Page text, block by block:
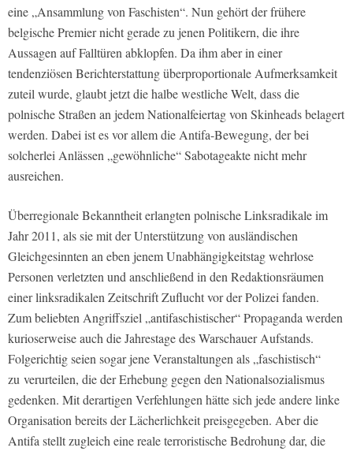
eine „Ansammlung von Faschisten“. Nun gehört der frühere
belgische Premier nicht gerade zu jenen Politikern, die ihre
Aussagen auf Falltüren abklopfen. Da ihm aber in einer
tendenziösen Berichterstattung überproportionale Aufmerksamkeit
zuteil wurde, glaubt jetzt die halbe westliche Welt, dass die
polnische Straßen an jedem Nationalfeiertag von Skinheads belagert
werden. Dabei ist es vor allem die Antifa-Bewegung, der bei
solcherlei Anlässen „gewöhnliche“ Sabotageakte nicht mehr
ausreichen.
Überregionale Bekanntheit erlangten polnische Linksradikale im
Jahr 2011, als sie mit der Unterstützung von ausländischen
Gleichgesinnten an eben jenem Unabhängigkeitstag wehrlose
Personen verletzten und anschließend in den Redaktionsräumen
einer linksradikalen Zeitschrift Zuflucht vor der Polizei fanden.
Zum beliebten Angriffsziel „antifaschistischer“ Propaganda werden
kurioserweise auch die Jahrestage des Warschauer Aufstands.
Folgerichtig seien sogar jene Veranstaltungen als „faschistisch“
zu verurteilen, die der Erhebung gegen den Nationalsozialismus
gedenken. Mit derartigen Verfehlungen hätte sich jede andere linke
Organisation bereits der Lächerlichkeit preisgegeben. Aber die
Antifa stellt zugleich eine reale terroristische Bedrohung dar, die